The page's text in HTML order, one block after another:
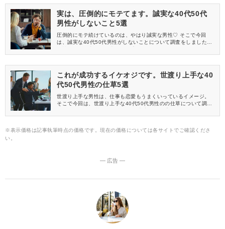
実は、圧倒的にモテてます。誠実な40代50代
男性がしないこと5選
圧倒的にモテ続けているのは、やはり誠実な男性♡ そこで今回
は、誠実な40代50代男性がしないことについて調査をしました。
これが成功するイケオジです。世渡り上手な40
代50代男性の仕草5選
世渡り上手な男性は、仕事も恋愛もうまくいっているイメージ。
そこで今回は、世渡り上手な40代50代男性のの仕草について調査
※表示価格は記事執筆時点の価格です。現在の価格については各サイトでご確認くださ
い。
― 広告 ―